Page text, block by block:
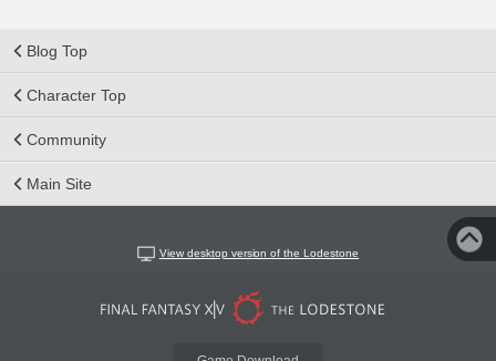
Blog Top
Character Top
Community
Main Site
View desktop version of the Lodestone